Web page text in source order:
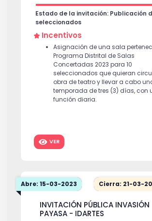
Estado de la invitación: Publicación
seleccionados
Incentivos
Asignación de una sala
Programa Distrital de Salas
Concertadas 2023 para 10
seleccionados que quieran
obra de teatro y llevar a cabo
temporada de tres (3) días, con
función diaria.
VER
Abre: 15-03-2023 Cierra: 21-03-
INVITACIÓN PÚBLICA INVASIÓN
PAYASA - IDARTES